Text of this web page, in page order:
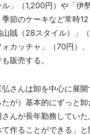
ル」（1,200円）や「
季節のケーキなど常時
山賊（28スタイル）」
ォカッチャ」（70円）
も販売する。
さんは卸を中心に展開
たが）基本的にずっと
さんが長年勤務してい
作ることができる」と